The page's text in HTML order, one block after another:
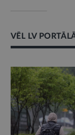
VĒL LV